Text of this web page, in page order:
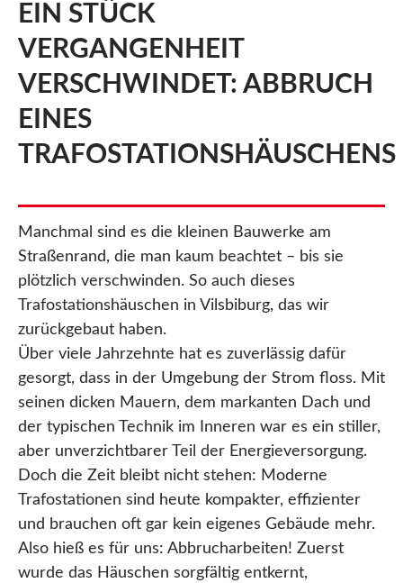
EIN STÜCK
VERGANGENHEIT
VERSCHWINDET: ABBRUCH
EINES
TRAFOSTATIONSHÄUSCHENS
Manchmal sind es die kleinen Bauwerke am
Straßenrand, die man kaum beachtet – bis sie
plötzlich verschwinden. So auch dieses
Trafostationshäuschen in Vilsbiburg, das wir
zurückgebaut haben.
Über viele Jahrzehnte hat es zuverlässig dafür
gesorgt, dass in der Umgebung der Strom floss. Mit
seinen dicken Mauern, dem markanten Dach und
der typischen Technik im Inneren war es ein stiller,
aber unverzichtbarer Teil der Energieversorgung.
Doch die Zeit bleibt nicht stehen: Moderne
Trafostationen sind heute kompakter, effizienter
und brauchen oft gar kein eigenes Gebäude mehr.
Also hieß es für uns: Abbrucharbeiten! Zuerst
wurde das Häuschen sorgfältig entkernt,